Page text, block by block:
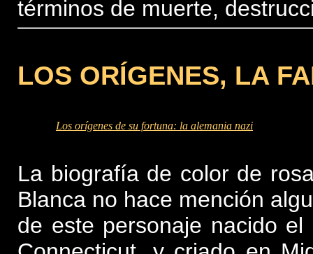
términos de muerte,
LOS ORÍGENES, LA
Los orígenes de su fortuna: la alemania nazi
La biografía de color de
Blanca no hace mención
de este personaje nacido